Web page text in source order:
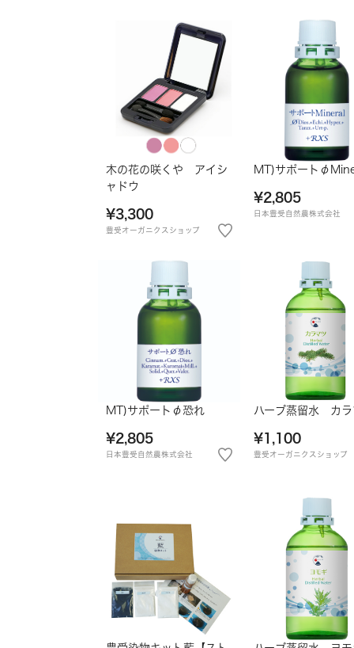
木の花の咲くや アイシ
ャドウ
¥3,300
豊受オーガニクスショップ
MT)サポート
¥2,805
日本豊受自然農株式会社
MT)サポートφ恐れ
¥2,805
日本豊受自然農株式会社
ハーブ蒸留水 カ
¥1,100
豊受オーガニクスショップ